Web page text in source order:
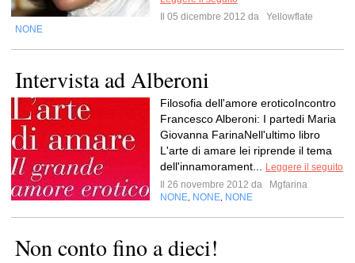
Il 05 dicembre 2012 da
Yellowflate
NONE
Intervista ad Alberoni
Filosofia dell'amore eroticoIncontro
Francesco Alberoni: I partedi Maria
Giovanna FarinaNell'ultimo libro
L'arte di amare lei riprende il tema
dell'innamorament...
Leggere il seguito
Il 26 novembre 2012 da
Mgfarina
NONE NONE NONE
Non conto fino a dieci!